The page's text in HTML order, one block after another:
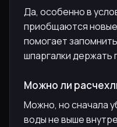
Да, особенно в
приобщаются
помогает
шпаргалки держать
Можно ли
Можно, но сначала
воды не выше